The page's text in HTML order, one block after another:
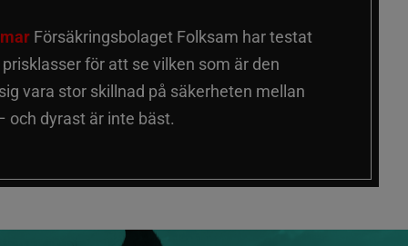
Försäkringsbolaget Folksam har testat
för att se vilken som är den
vara stor skillnad på säkerheten mellan
och dyrast är inte bäst.